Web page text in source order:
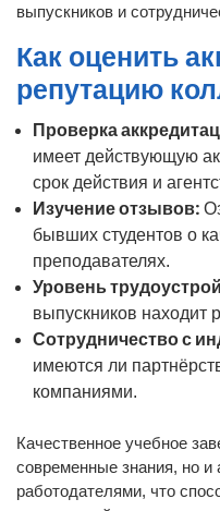
выпускников и
Как оценить
репутацию
Проверка
имеет действующую
срок действия и
Изучение отзывов:
бывших студентов о
преподавателях.
Уровень
выпускников находит
Сотрудничество с
имеются ли
компаниями.
Качественное учебное
современные знания, но и
работодателями, что